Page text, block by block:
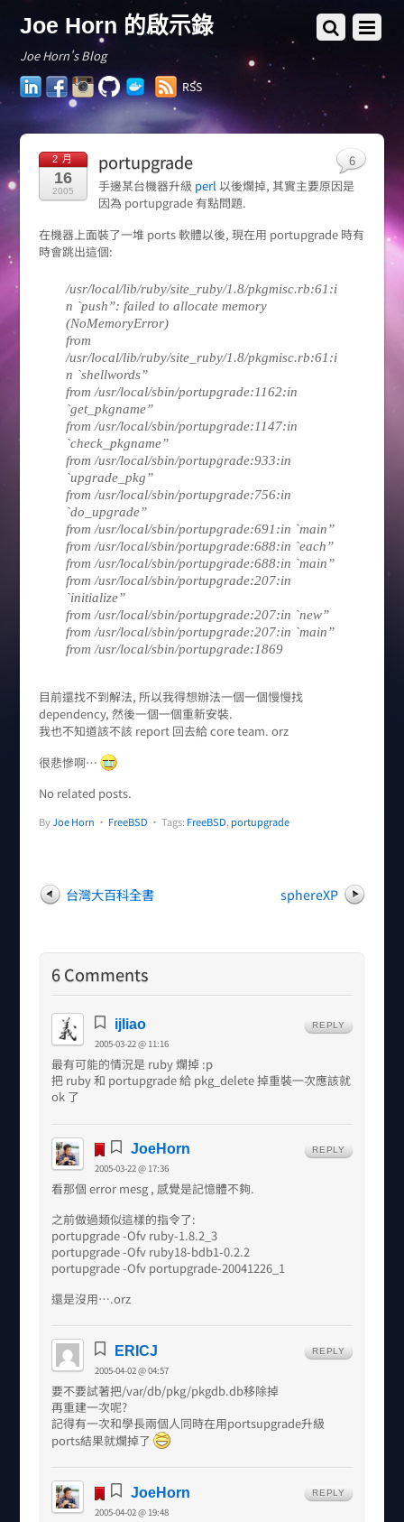
Joe Horn 的啟示錄
Joe Horn's Blog
LinkedInFacebookInstagram
GitHubDocker
Hub
RSS
2 月
16
2005
portupgrade
手邊某台機器升級 perl 以後爛掉, 其實主要原因是
因為 portupgrade 有點問題.
在機器上面裝了一堆 ports 軟體以後, 現在用 portupgrade 時有
時會跳出這個:
/usr/local/lib/ruby/site_ruby/1.8/pkgmisc.rb:61:i
n `push”: failed to allocate memory
(NoMemoryError)
from
/usr/local/lib/ruby/site_ruby/1.8/pkgmisc.rb:61:i
n `shellwords”
from /usr/local/sbin/portupgrade:1162:in
`get_pkgname”
from /usr/local/sbin/portupgrade:1147:in
`check_pkgname”
from /usr/local/sbin/portupgrade:933:in
`upgrade_pkg”
from /usr/local/sbin/portupgrade:756:in
`do_upgrade”
from /usr/local/sbin/portupgrade:691:in `main”
from /usr/local/sbin/portupgrade:688:in `each”
from /usr/local/sbin/portupgrade:688:in `main”
from /usr/local/sbin/portupgrade:207:in
`initialize”
from /usr/local/sbin/portupgrade:207:in `new”
from /usr/local/sbin/portupgrade:207:in `main”
from /usr/local/sbin/portupgrade:1869
目前還找不到解法, 所以我得想辦法一個一個慢慢找
dependency, 然後一個一個重新安裝.
我也不知道該不該 report 回去給 core team. orz
很悲慘啊…
No related posts.
ByJoe Horn • FreeBSD
6
• Tags: FreeBSD, portupgrade
台灣大百科全書 sphereXP
6 Comments
ijliao
2005-03-22 @ 11:16
最有可能的情況是 ruby 爛掉 :p
把 ruby 和 portupgrade 給 pkg_delete 掉重裝一次應該就
ok 了
REPLY
JoeHorn
2005-03-22 @ 17:36
看那個 error mesg , 感覺是記憶體不夠.
之前做過類似這樣的指令了:
portupgrade -Ofv ruby-1.8.2_3
portupgrade -Ofv ruby18-bdb1-0.2.2
portupgrade -Ofv portupgrade-20041226_1
還是沒用….orz
REPLY
ERICJ
2005-04-02 @ 04:57
要不要試著把/var/db/pkg/pkgdb.db移除掉
再重建一次呢?
記得有一次和學長兩個人同時在用portsupgrade升級
ports結果就爛掉了
REPLY
JoeHorn
2005-04-02 @ 19:48
REPLY